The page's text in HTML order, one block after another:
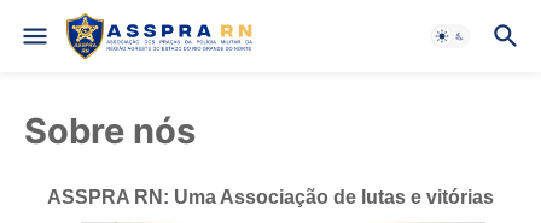
Sobre nós
ASSPRA RN: Uma Associação de lutas e vitórias